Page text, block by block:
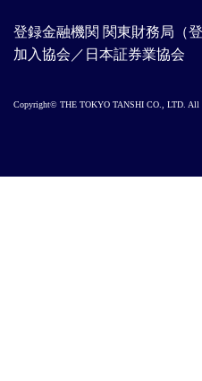
登録金融機関 関東財務局（
加入協会／日本証券業協会
Copyright© THE TOKYO TANSHI CO., LTD. All